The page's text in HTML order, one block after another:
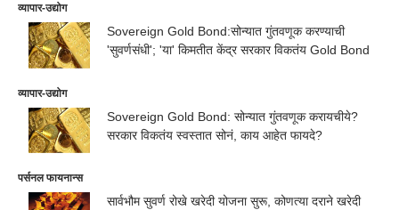
व्यापार-उद्योग
Sovereign Gold Bond:सोन्यात गुंतवणूक करण्याची
'सुवर्णसंधी'; 'या' किमतीत केंद्र सरकार विकतंय Gold Bond
व्यापार-उद्योग
Sovereign Gold Bond: सोन्यात गुंतवणूक करायचीये?
सरकार विकतंय स्वस्तात सोनं, काय आहेत फायदे?
पर्सनल फायनान्स
सार्वभौम सुवर्ण रोखे खरेदी योजना सुरू, कोणत्या दराने खरेदी